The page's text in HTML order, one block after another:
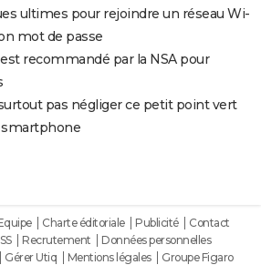
ultimes pour rejoindre un réseau Wi-
mot de passe
recommandé par la NSA pour
pas négliger ce petit point vert
smartphone
Charte éditoriale Publicité
Contact
Recrutement
Données personnelles
Gérer Utiq Mentions légales Groupe Figaro